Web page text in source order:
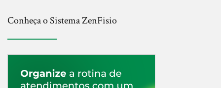
Conheça o Sistema ZenFisio